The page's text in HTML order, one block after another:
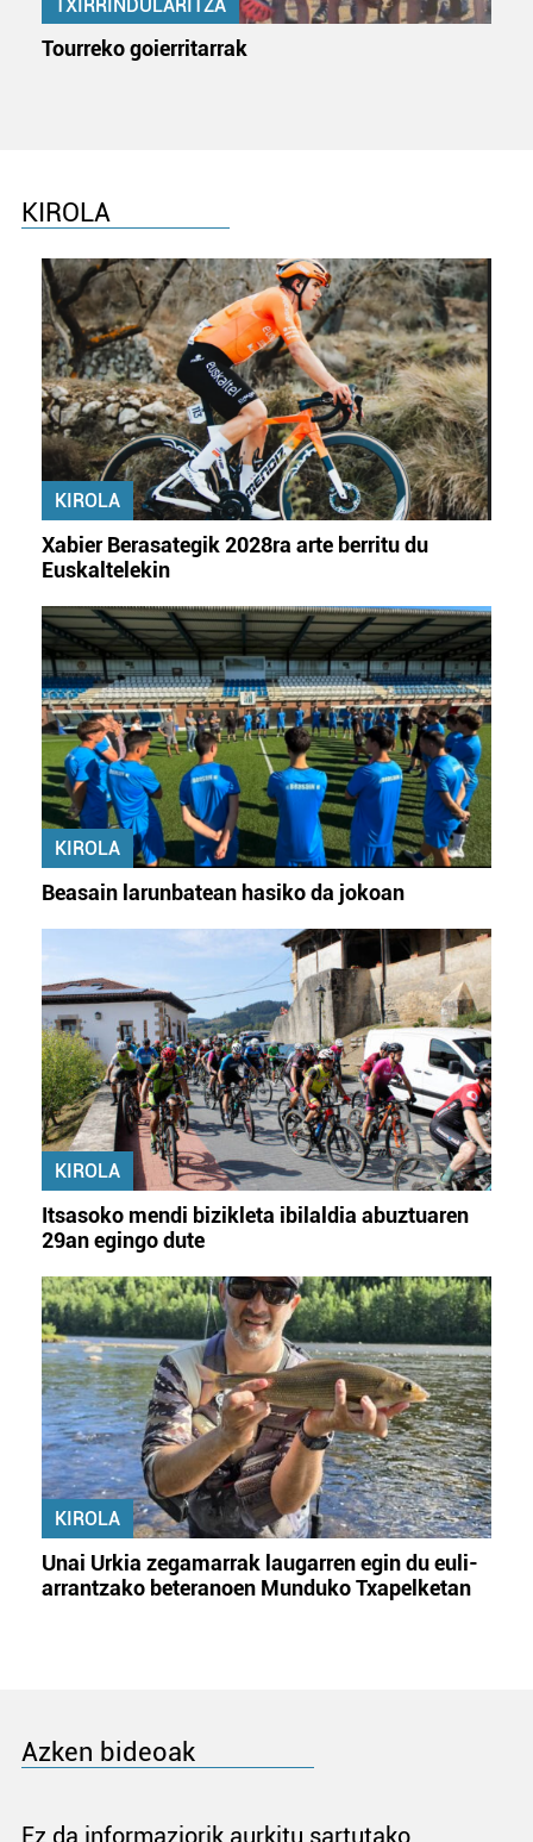
TXIRRINDULARITZA
Tourreko goierritarrak
KIROLA
KIROLA
Xabier Berasategik 2028ra arte berritu du
Euskaltelekin
KIROLA
Beasain larunbatean hasiko da jokoan
KIROLA
Itsasoko mendi bizikleta ibilaldia abuztuaren
29an egingo dute
KIROLA
Unai Urkia zegamarrak laugarren egin du euli-
arrantzako beteranoen Munduko Txapelketan
Azken bideoak
Ez da informaziorik aurkitu sartutako